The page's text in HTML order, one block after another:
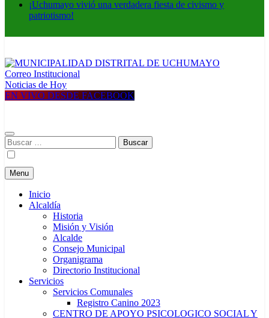
¡Uchumayo vivió una verdadera fiesta de civismo y
patriotismo!
MUNICIPALIDAD DISTRITAL DE UCHUMAYO
Construyendo una nueva Historia
Correo Institucional
Noticias de Hoy
EN VIVO DESDE FACEBOOK
Buscar:
Menu
Inicio
Alcaldía
Historia
Misión y Visión
Alcalde
Consejo Municipal
Organigrama
Directorio Institucional
Servicios
Servicios Comunales
Registro Canino 2023
CENTRO DE APOYO PSICOLOGICO SOCIAL Y